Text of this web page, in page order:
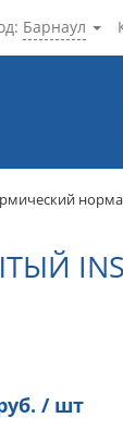
Барнаул
/ шт